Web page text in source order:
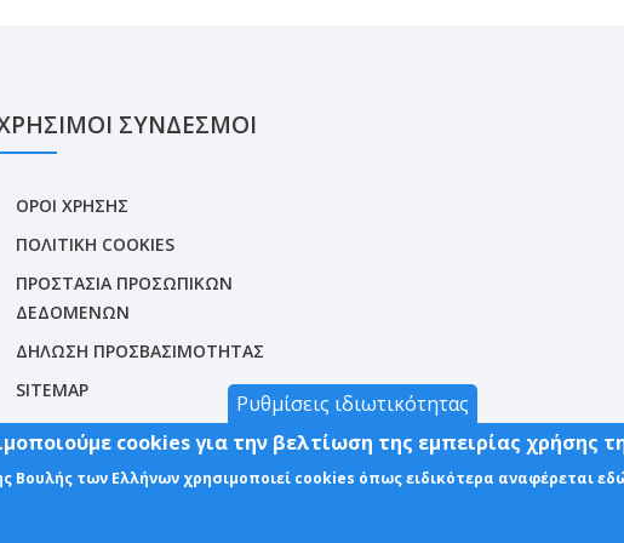
ΣΥΝΔΕΣΜΟΙ
ΟΡΟΙ ΧΡΗΣΗΣ
ΠΟΛΙΤΙΚΗ COOKIES
ΠΡΟΣΤΑΣΙΑ ΠΡΟΣΩΠΙΚΩΝ
ΔΕΔΟΜΕΝΩΝ
ΔΗΛΩΣΗ ΠΡΟΣΒΑΣΙΜΟΤΗΤΑΣ
SITEMAP
Ρυθμίσεις ιδιωτικότητας
cookies για την βελτίωση της εμπειρίας χρήσης
Βουλής των Ελλήνων χρησιμοποιεί cookies όπως ειδικότερα αναφέρεται